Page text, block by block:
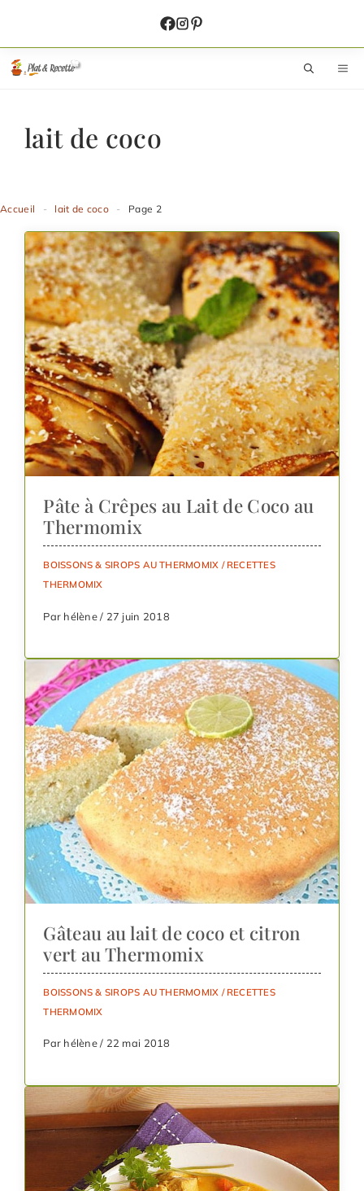
contenu
lait de coco
Accueil - lait de coco - Page 2
Pâte à Crêpes au Lait de Coco au
Thermomix
BOISSONS & SIROPS AU THERMOMIX / RECETTES
THERMOMIX
Par hélène / 27 juin 2018
Gâteau au lait de coco et citron
vert au Thermomix
BOISSONS & SIROPS AU THERMOMIX / RECETTES
THERMOMIX
Par hélène / 22 mai 2018